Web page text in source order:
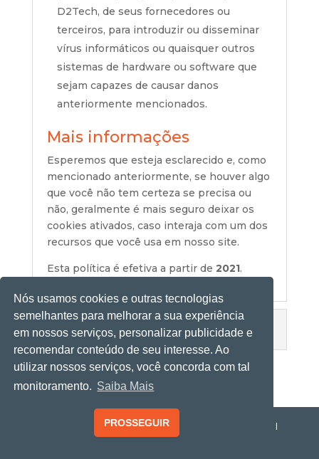
D2Tech, de seus fornecedores ou
terceiros, para introduzir ou disseminar
vírus informáticos ou quaisquer outros
sistemas de hardware ou software que
sejam capazes de causar danos
anteriormente mencionados.
Mais informações
Esperemos que esteja esclarecido e, como
mencionado anteriormente, se houver algo
que você não tem certeza se precisa ou
não, geralmente é mais seguro deixar os
cookies ativados, caso interaja com um dos
recursos que você usa em nosso site.
Esta política é efetiva a partir de 2021.
Termos de Responsabilidades
© 2022 D2TECH Engenharia - Todos os direitos reservados |
Nós usamos cookies e outras tecnologias
semelhantes para melhorar a sua experiência
em nossos serviços, personalizar publicidade e
recomendar conteúdo de seu interesse. Ao
utilizar nossos serviços, você concorda com tal
monitoramento. Saiba Mais
PROSSEGUIR